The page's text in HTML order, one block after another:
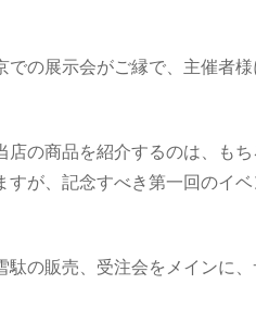
での展示会がご縁で、主催者
店の商品を紹介するのは、も
すが、記念すべき第一回のイ
駄の販売、受注会をメインに